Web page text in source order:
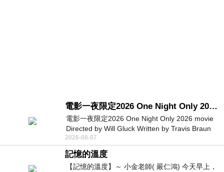
電影一夜限定2026 One Night Only 2026 movie
電影一夜限定2026 One Night Only 2026 movie
Directed by Will Gluck Written by Travis Braun
Starring Monica Barbaro
2026-08-07
記憶的溫度
【記憶的溫度】～ 小金老師( 嚴仁鴻) 今天早上，